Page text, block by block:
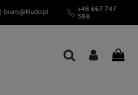
biuro@kludo.pl
+48 667 747
588